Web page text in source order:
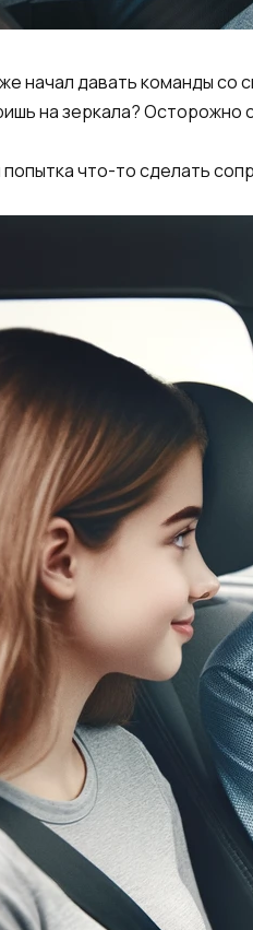
начал давать команды
на зеркала? Осторожно
что-то сделать